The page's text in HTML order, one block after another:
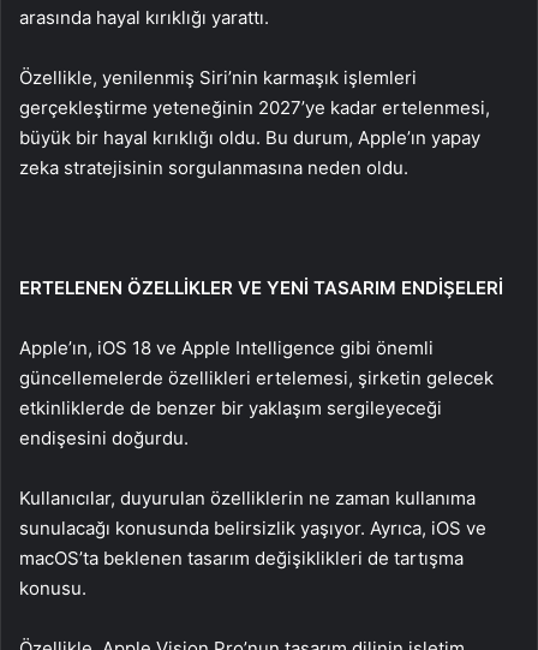
arasında hayal kırıklığı yarattı.
Özellikle, yenilenmiş Siri’nin karmaşık işlemleri
gerçekleştirme yeteneğinin 2027’ye kadar ertelenmesi,
büyük bir hayal kırıklığı oldu. Bu durum, Apple’ın yapay
zeka stratejisinin sorgulanmasına neden oldu.
ERTELENEN ÖZELLİKLER VE YENİ TASARIM ENDİŞELERİ
Apple’ın, iOS 18 ve Apple Intelligence gibi önemli
güncellemelerde özellikleri ertelemesi, şirketin gelecek
etkinliklerde de benzer bir yaklaşım sergileyeceği
endişesini doğurdu.
Kullanıcılar, duyurulan özelliklerin ne zaman kullanıma
sunulacağı konusunda belirsizlik yaşıyor. Ayrıca, iOS ve
macOS’ta beklenen tasarım değişiklikleri de tartışma
konusu.